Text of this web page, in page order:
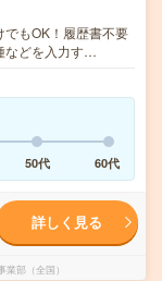
もOK！履歴書不要
などを入力す…
50代 60代
詳しく見る
部（全国）